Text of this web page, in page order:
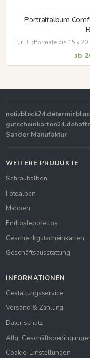
Portraitalbum
Für Bildformate bis 15 x 20
ab
notizblock24.de
gutscheinkarten24.de
Sander Manufaktur
WEITERE PRODUKTE
Schraubalben
Fotoalben
Mappen
Endlosleporellos
Geschenkgutscheinkarten
Geschäftsausstattung
INFORMATIONEN
Gestaltungsservice
Versand & Zahlung
Datenschutz
Allg.
Cookie-Einstellungen